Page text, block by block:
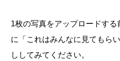
1枚の写真をアップロードす
に「これはみんなに見てもら
ししてみてください。